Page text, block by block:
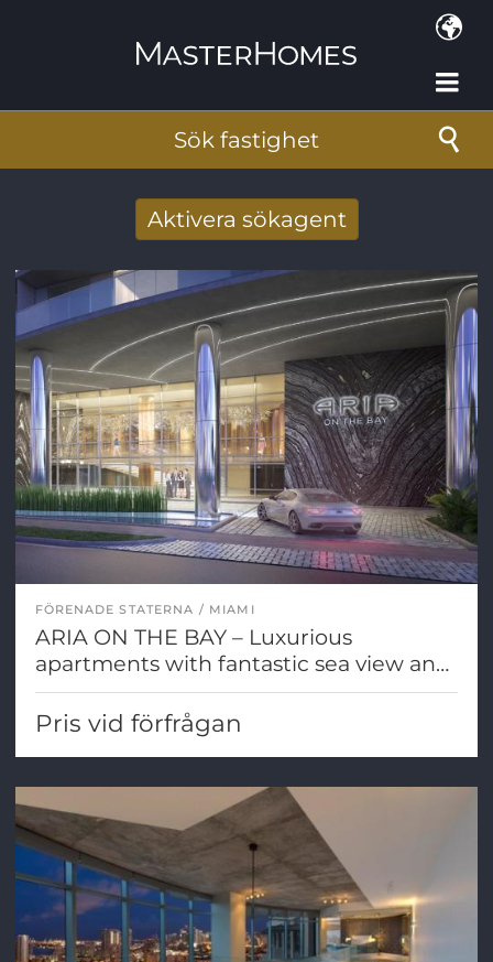
Sök fastighet
Aktivera sökagent
E-postadress*
FÖRENADE STATERNA MIAMI
ARIA ON THE BAY – Luxurious
apartments with fantastic sea view and
Miami city views
Pris vid förfrågan